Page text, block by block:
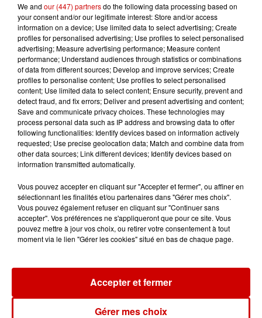
12h41
La comédienne rochefortaise
Dominique Frot est décédée
11h12
L’église de cette commune
d’Indre-et-Loire a été
cambriolée, deux...
10h20
Sèvres et en Maine-et-Loire :
un...
8h49
un accident impliquant un
conducteur...
We and our (447) partnersdo the following data processing based on
your consent and/or our legitimate interest: Store and/or access
information on a device; Use limited data to select advertising; Create
profiles for personalised advertising; Use profiles to select personalised
advertising; Measure advertising performance; Measure content
performance; Understand audiences through statistics or combinations
of data from different sources; Develop and improve services; Create
profiles to personalise content; Use profiles to select personalised
content; Use limited data to select content; Ensure security, prevent and
detect fraud, and fix errors; Deliver and present advertising and content;
Save and communicate privacy choices. These technologies may
process personal data such as IP address and browsing data to offer
following functionalities: Identify devices based on information actively
requested; Use precise geolocation data; Match and combine data from
other data sources; Link different devices; Identify devices based on
information transmitted automatically.
Vous pouvez accepter en cliquant sur "Accepter et fermer", ou affiner en
sélectionnant les finalités et/ou partenaires dans "Gérer mes choix".
Vous pouvez également refuser en cliquant sur "Continuer sans
accepter". Vos préférences ne s'appliqueront que pour ce site. Vous
pouvez mettre à jour vos choix, ou retirer votre consentement à tout
moment via le lien "Gérer les cookies" situé en bas de chaque page.
Gérer mes choix
Accepter et fermer